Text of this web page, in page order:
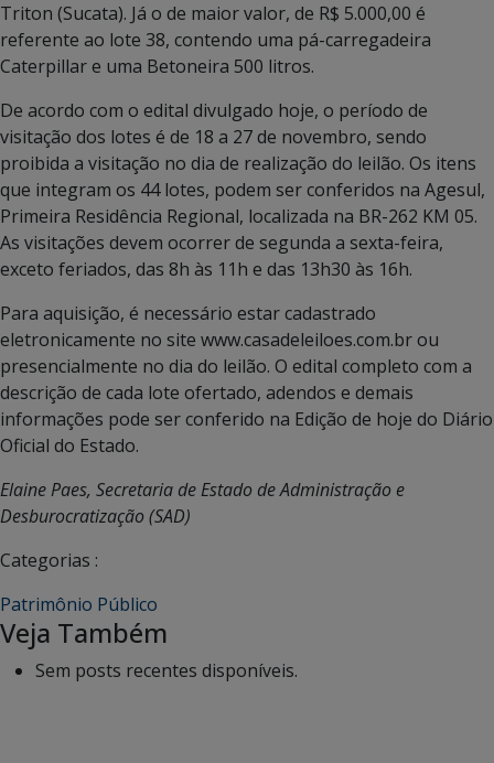
Triton (Sucata). Já o de maior valor, de R$ 5.000,00 é
referente ao lote 38, contendo uma pá-carregadeira
Caterpillar e uma Betoneira 500 litros.
De acordo com o edital divulgado hoje, o período de
visitação dos lotes é de 18 a 27 de novembro, sendo
proibida a visitação no dia de realização do leilão. Os itens
que integram os 44 lotes, podem ser conferidos na Agesul,
Primeira Residência Regional, localizada na BR-262 KM 05.
As visitações devem ocorrer de segunda a sexta-feira,
exceto feriados, das 8h às 11h e das 13h30 às 16h.
Para aquisição, é necessário estar cadastrado
eletronicamente no site www.casadeleiloes.com.br ou
presencialmente no dia do leilão. O edital completo com a
descrição de cada lote ofertado, adendos e demais
informações pode ser conferido na Edição de hoje do Diário
Oficial do Estado.
Elaine Paes, Secretaria de Estado de Administração e
Desburocratização (SAD)
Categorias :
Patrimônio Público
Veja Também
Sem posts recentes disponíveis.